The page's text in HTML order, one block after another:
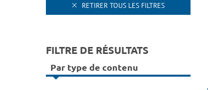
RETIRER TOUS LES FILTRES
FILTRE DE RÉSULTATS
Par type de contenu